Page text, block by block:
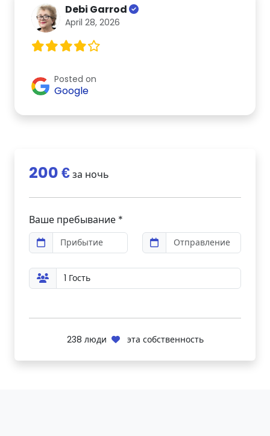
Debi Garrod
April 28, 2026
Posted on
Google
200 €за ночь
Ваше пребывание *
238 люди эта собственность